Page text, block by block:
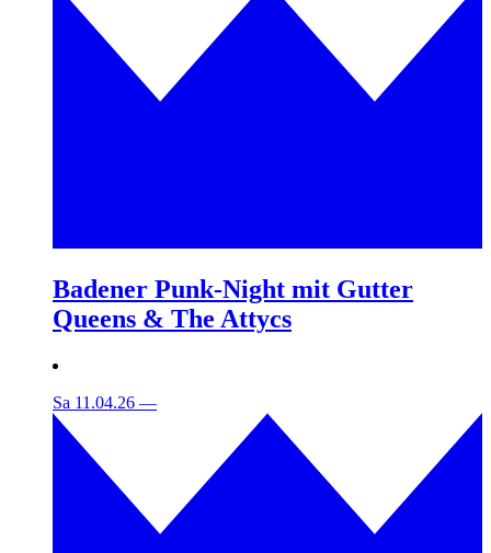
Badener Punk-Night mit Gutter
Queens & The Attycs
Sa 11.04.26 —